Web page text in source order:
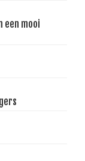
een mooi